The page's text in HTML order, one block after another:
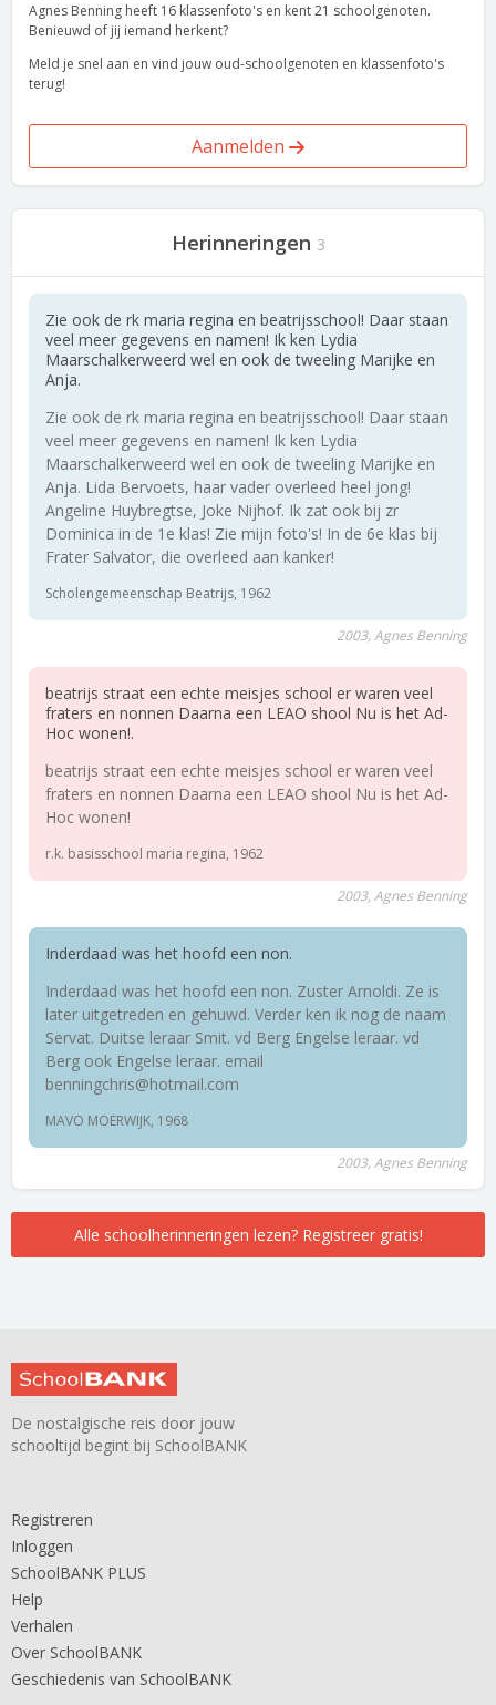
Agnes Benning heeft 16 klassenfoto's en kent 21 schoolgenoten.
Benieuwd of jij iemand herkent?
Meld je snel aan en vind jouw oud-schoolgenoten en klassenfoto's
terug!
Aanmelden
Herinneringen 3
Zie ook de rk maria regina en beatrijsschool! Daar staan
veel meer gegevens en namen! Ik ken Lydia
Maarschalkerweerd wel en ook de tweeling Marijke en
Anja.
Zie ook de rk maria regina en beatrijsschool! Daar staan
veel meer gegevens en namen! Ik ken Lydia
Maarschalkerweerd wel en ook de tweeling Marijke en
Anja. Lida Bervoets, haar vader overleed heel jong!
Angeline Huybregtse, Joke Nijhof. Ik zat ook bij zr
Dominica in de 1e klas! Zie mijn foto's! In de 6e klas bij
Frater Salvator, die overleed aan kanker!
Scholengemeenschap Beatrijs, 1962
2003, Agnes Benning
beatrijs straat een echte meisjes school er waren veel
fraters en nonnen Daarna een LEAO shool Nu is het Ad-
Hoc wonen!.
beatrijs straat een echte meisjes school er waren veel
fraters en nonnen Daarna een LEAO shool Nu is het Ad-
Hoc wonen!
r.k. basisschool maria regina, 1962
2003, Agnes Benning
Inderdaad was het hoofd een non.
Inderdaad was het hoofd een non. Zuster Arnoldi. Ze is
later uitgetreden en gehuwd. Verder ken ik nog de naam
Servat. Duitse leraar Smit. vd Berg Engelse leraar. vd
Berg ook Engelse leraar. email
benningchris@hotmail.com
MAVO MOERWIJK, 1968
2003, Agnes Benning
Alle schoolherinneringen lezen? Registreer gratis!
De nostalgische reis door jouw
schooltijd begint bij SchoolBANK
Registreren
Inloggen
SchoolBANK PLUS
Help
Verhalen
Over SchoolBANK
Geschiedenis van SchoolBANK